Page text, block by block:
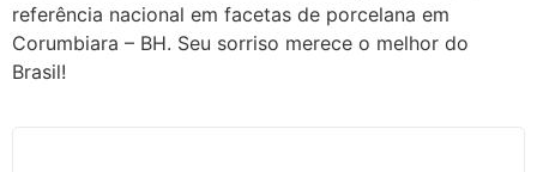
referência nacional em facetas de porcelana em
Corumbiara – BH. Seu sorriso merece o melhor do
Brasil!